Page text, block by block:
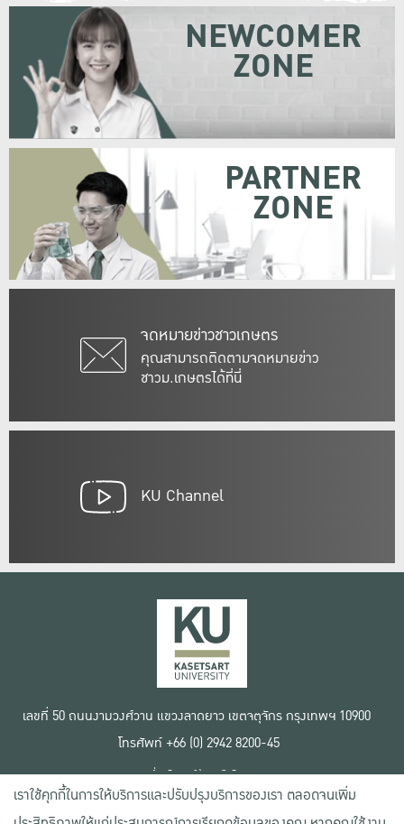
จดหมายข่าวชาวเกษตร
คุณสามารถติดตามจดหมายข่าว
ชาวม.เกษตรได้ที่นี่
NEWCOMER
ZONE
PARTNER
ZONE
KU Channel
เลขที่ 50 ถนนงามวงศ์วาน แขวงลาดยาว เขตจตุจักร กรุงเทพฯ 10900
โทรศัพท์ +66 (0) 2942 8200-45
เงื่อนไขการใช้งานเว็บไซต์
ข้อตกลงด้านสิทธิ์ใช้งาน
นโยบายความเป็นส่วนตัว
เราใช้คุกกี้ในการให้บริการและปรับปรุงบริการของเรา ตลอดจนเพิ่ม